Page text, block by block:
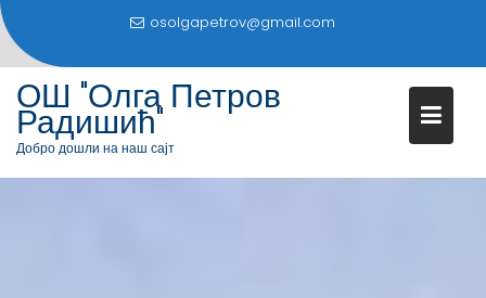
S
i
osolgapetrov@gmail.com
ОШ "Олга Петров
Радишић"
Добро дошли на наш сајт